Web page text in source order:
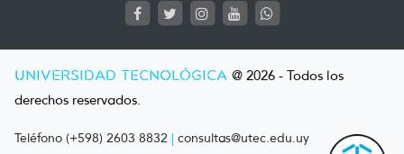
UNIVERSIDAD TECNOLÓGICA @ 2026 - Todos los
derechos reservados.
Teléfono (+598) 2603 8832 | consultas@utec.edu.uy